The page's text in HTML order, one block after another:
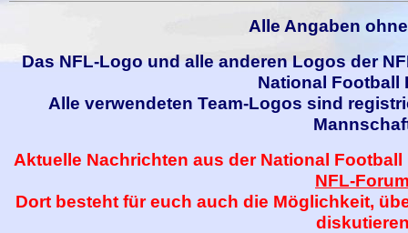
Alle Angaben
Das NFL-Logo und alle anderen Logos der
National Football
Alle verwendeten Team-Logos sind
Aktuelle Nachrichten aus der National
NFL-
Dort besteht für euch auch die Möglichkeit,